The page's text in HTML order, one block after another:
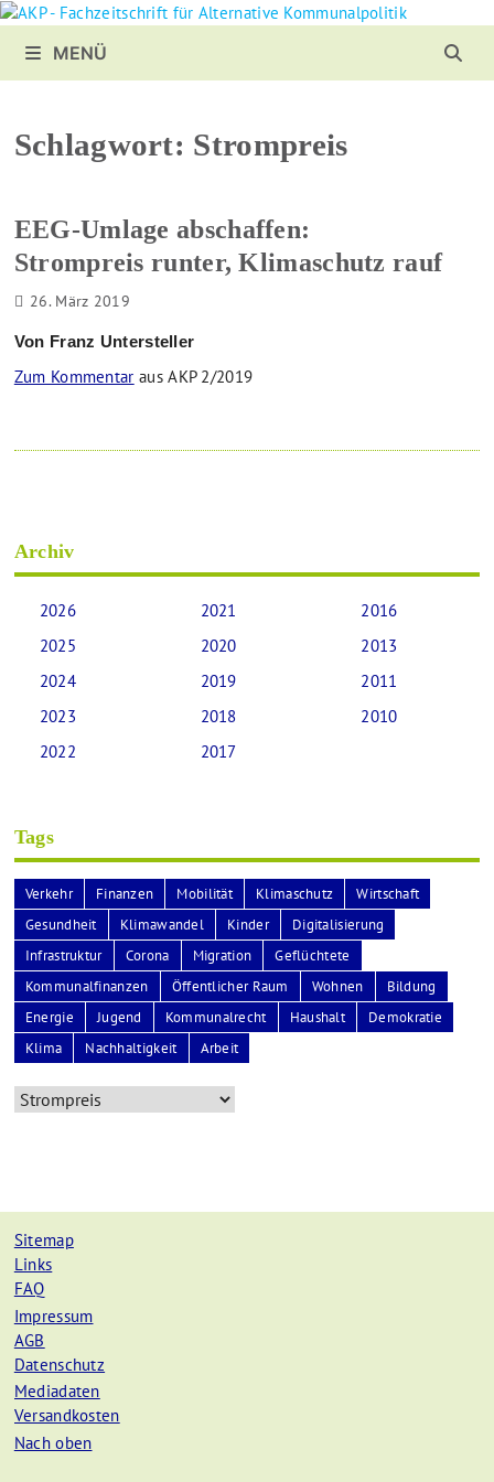
Zurück
Inhalt
MENÜ
Schlagwort: Strompreis
EEG-Umlage abschaffen:
Strompreis runter, Klimaschutz rauf
26. März 2019
Von Franz Untersteller
Zum Kommentar aus AKP 2/2019
Archiv
2026
2025
2024
2023
2022
2021
2020
2019
2018
2017
2016
2013
2011
2010
Tags
Verkehr Finanzen Mobilität Klimaschutz
Wirtschaft
Gesundheit
Klimawandel Kinder
Digitalisierung
Infrastruktur
Corona Migration
Geflüchtete
Kommunalfinanzen
Öffentlicher Raum Wohnen
Bildung
Energie
Jugend Kommunalrecht Haushalt
Demokratie
Klima
Nachhaltigkeit Arbeit
Sitemap
Links
FAQ
Impressum
AGB
Datenschutz
Mediadaten
Versandkosten
Nach oben